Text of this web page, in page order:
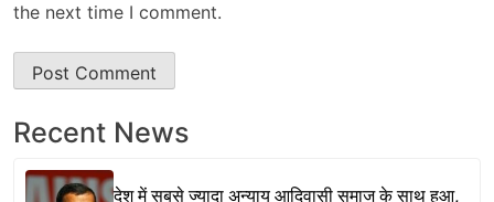
the next time I comment.
Recent News
देश में सबसे ज्यादा अन्याय आदिवासी समाज के साथ हुआ,